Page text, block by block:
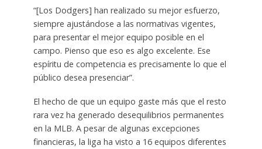
“[Los Dodgers] han realizado su mejor esfuerzo,
siempre ajustándose a las normativas vigentes,
para presentar el mejor equipo posible en el
campo. Pienso que eso es algo excelente. Ese
espíritu de competencia es precisamente lo que el
público desea presenciar”.
El hecho de que un equipo gaste más que el resto
rara vez ha generado desequilibrios permanentes
en la MLB. A pesar de algunas excepciones
financieras, la liga ha visto a 16 equipos diferentes